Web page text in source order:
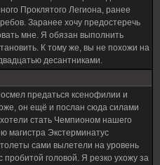
Проклятого Легиона, ранее
Заранее хочу предостеречь
мне. Я обязан выполнить
К тому же, вы не похожи на
десантниками.
предаться ксенофилии и
он ещё и послан сюда силами
стать Чемпионом нашего
магистра Экстерминатус
сами вылетели на уровень
головой. Я резко ухожу за